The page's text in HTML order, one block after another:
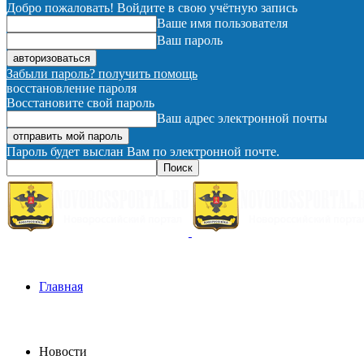
Добро пожаловать! Войдите в свою учётную запись
Ваше имя пользователя
Ваш пароль
Забыли пароль? получить помощь
восстановление пароля
Восстановите свой пароль
Ваш адрес электронной почты
Пароль будет выслан Вам по электронной почте.
Главная
Новости